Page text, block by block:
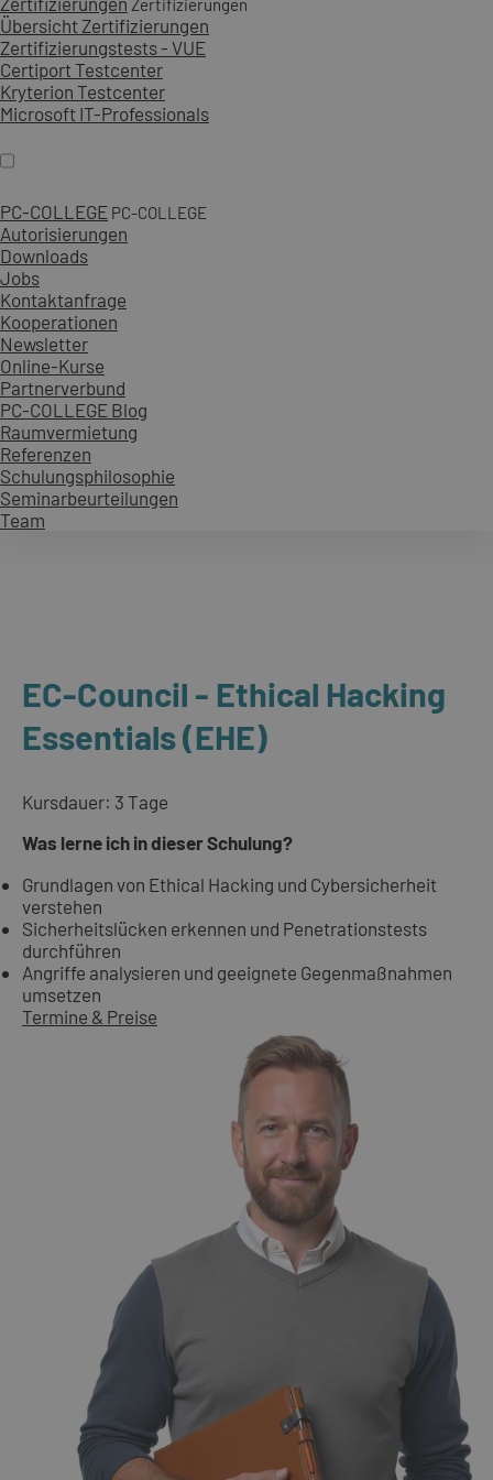
Zertifizierungen
Übersicht Zertifizierungen
Zertifizierungstests - VUE
Certiport Testcenter
Kryterion Testcenter
Microsoft IT-Professionals
PC-COLLEGE PC-COLLEGE
Autorisierungen
Downloads
Jobs
Kontaktanfrage
Kooperationen
Newsletter
Online-Kurse
Partnerverbund
PC-COLLEGE Blog
Raumvermietung
Referenzen
Schulungsphilosophie
Seminarbeurteilungen
Team
EC-Council - Ethical Hacking
Essentials (EHE)
Kursdauer: 3 Tage
Was lerne ich in dieser Schulung?
Grundlagen von Ethical Hacking und Cybersicherheit
verstehen
Sicherheitslücken erkennen und Penetrationstests
durchführen
Angriffe analysieren und geeignete Gegenmaßnahmen
umsetzen
Termine & Preise